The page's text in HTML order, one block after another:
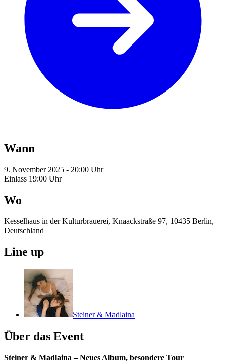
Wann
9. November 2025 - 20:00 Uhr
Einlass 19:00 Uhr
Wo
Kesselhaus in der Kulturbrauerei, Knaackstraße 97, 10435 Berlin,
Deutschland
Line up
Steiner & Madlaina
Über das Event
Steiner & Madlaina – Neues Album, besondere Tour